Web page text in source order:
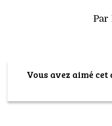
Par
Vous avez aimé